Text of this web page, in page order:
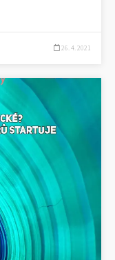
26. 4. 2021